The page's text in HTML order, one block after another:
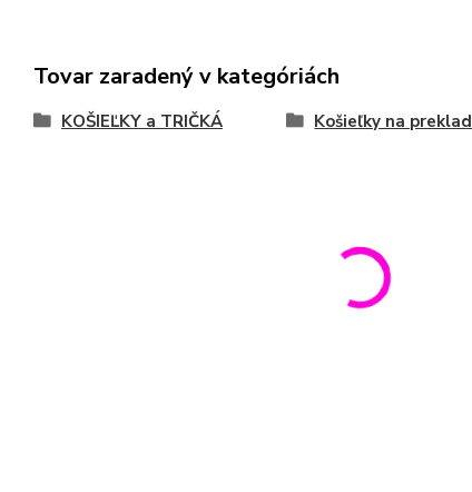
Tovar zaradený v kategóriách
KOŠIEĽKY a TRIČKÁ Košieľky na preklad